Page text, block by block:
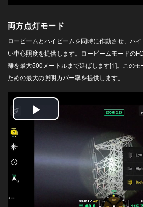
両方点灯モード
ロービームとハイビームを同時に作動させ、ハ
い中心照度を提供します。ロービームモードの
離を最大500メートルまで延ばします[1]。この
ための最大の照明カバー率を提供します。
Play
Video